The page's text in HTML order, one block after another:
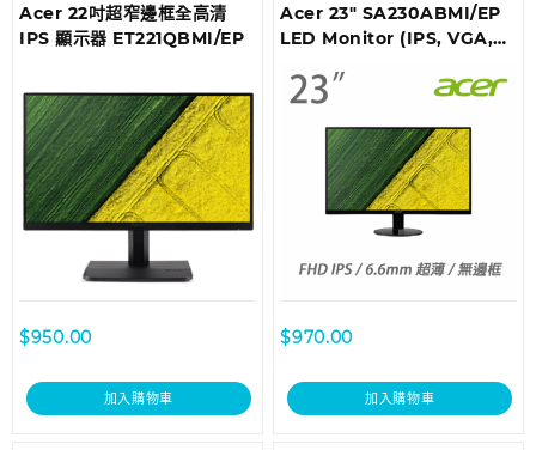
Acer 22吋超窄邊框全高清
IPS 顯示器 ET221QBMI/EP
$950.00
加入購物車
Acer 23″ SA230ABMI/EP
LED Monitor (IPS, VGA,
$970.00
加入購物車